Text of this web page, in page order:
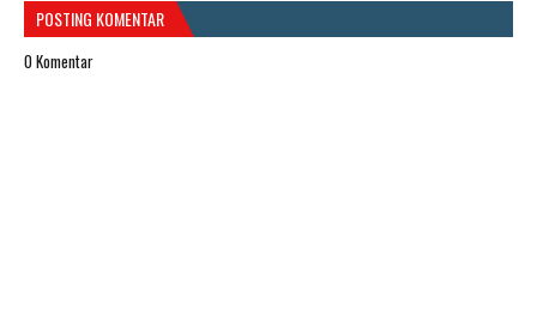
POSTING KOMENTAR
0 Komentar